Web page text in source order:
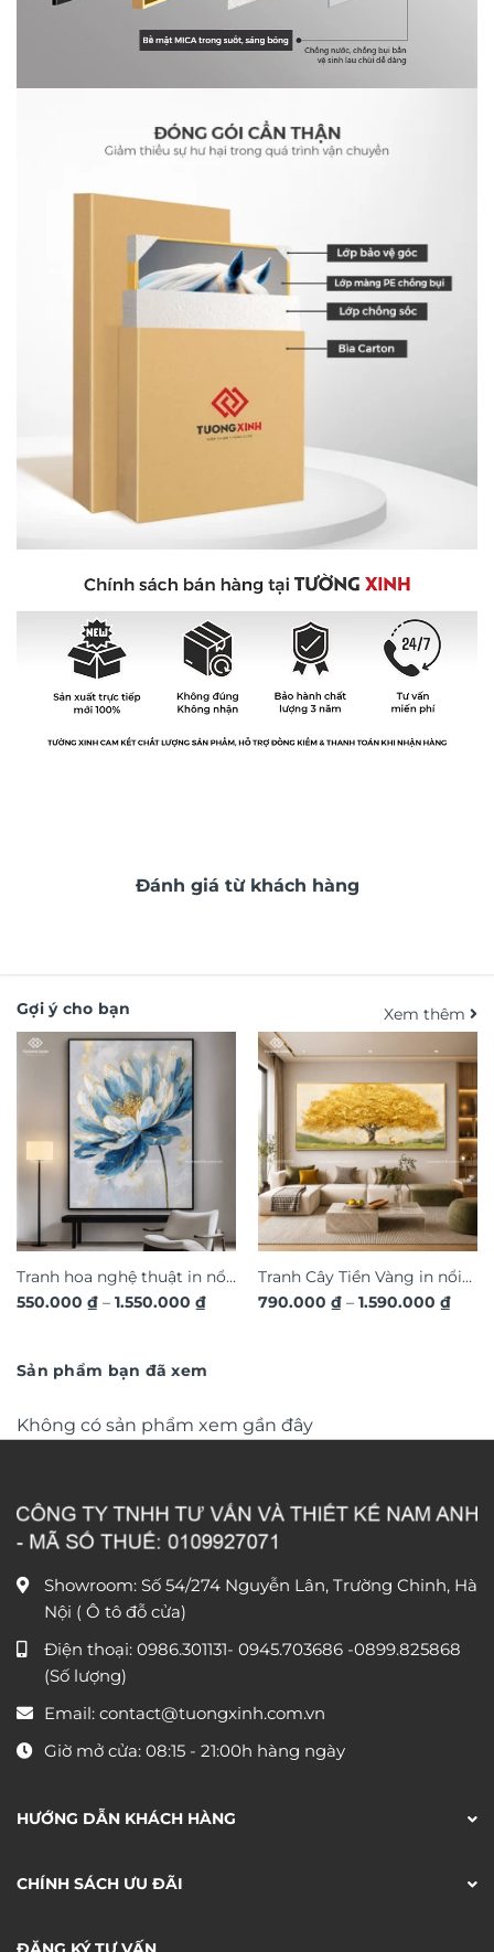
Đánh giá từ khách hàng
Gợi ý cho bạn Xem thêm
Tranh hoa nghệ thuật in nổi
3D hiệu ứng dát vàng sang
550.000 ₫ – 1.550.000 ₫Khoảng
1.550.000 ₫
Tranh Cây Tiền Vàng in nổi
3D dát vàng ánh kim sang
790.000 ₫ – 1.590.000 ₫
Sản phẩm bạn đã xem
Không có sản phẩm xem gần đây
Showroom: Số 54/274 Nguyễn Lân, Trường Chinh, Hà
Nội ( Ô tô đỗ cửa)
Điện thoại: 0986.301131- 0945.703686 -0899.825868
(Số lượng)
Email: contact@tuongxinh.com.vn
Giờ mở cửa: 08:15 - 21:00h hàng ngày
HƯỚNG DẪN KHÁCH HÀNG
CHÍNH SÁCH ƯU ĐÃI